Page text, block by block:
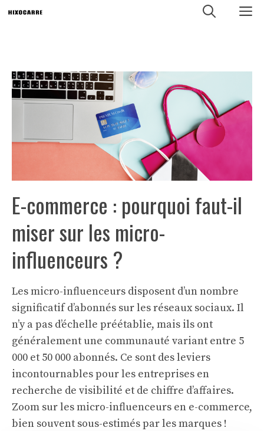
Aller
E-commerce : pourquoi faut-il
miser sur les micro-
influenceurs ?
Les micro-influenceurs disposent d’un nombre
significatif d’abonnés sur les réseaux sociaux. Il
n’y a pas d’échelle préétablie, mais ils ont
généralement une communauté variant entre 5
000 et 50 000 abonnés. Ce sont des leviers
incontournables pour les entreprises en
recherche de visibilité et de chiffre d’affaires.
Zoom sur les micro-influenceurs en e-commerce,
bien souvent sous-estimés par les marques !